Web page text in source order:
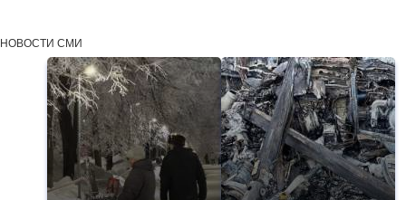
НОВОСТИ СМИ